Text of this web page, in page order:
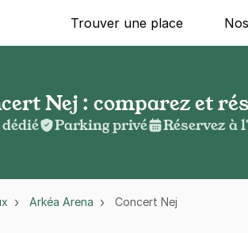
Trouver une place
Nej : comparez et
Parking privé Réservez à
Arkéa Arena Concert Nej